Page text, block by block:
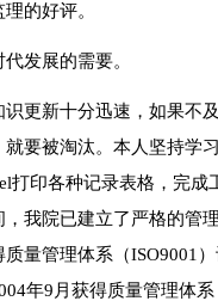
的好评。
发展的需要。
更新十分迅速，如果不
要被淘汰。本人坚持学
打印各种记录表格，完成
我院已建立了严格的管
量管理体系（ISO9001
年9月获得质量管理体